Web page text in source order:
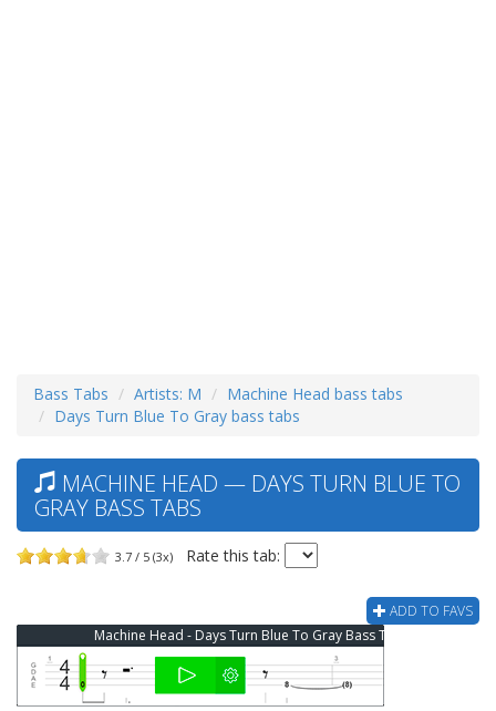
Bass Tabs Artists: M
Machine Head bass tabs
Days Turn Blue To Gray bass tabs
MACHINE HEAD — DAYS TURN BLUE TO
GRAY BASS TABS
3.7 / 5 (3x) Rate this tab:
ADD TO FAVS
Machine Head - Days Turn Blue To Gray Bass Tab